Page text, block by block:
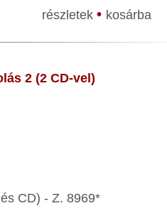
részletek • kosárba
2 (2 CD-vel)
CD) - Z. 8969*